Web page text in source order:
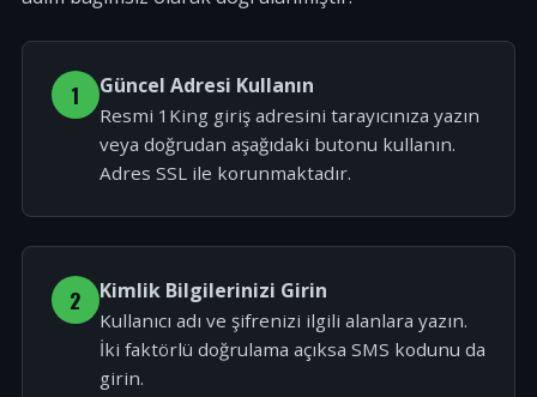
1 Güncel Adresi Kullanın
Resmi 1King giriş adresini tarayıcınıza yazın
veya doğrudan aşağıdaki butonu kullanın.
Adres SSL ile korunmaktadır.
2 Kimlik Bilgilerinizi Girin
Kullanıcı adı ve şifrenizi ilgili alanlara yazın.
İki faktörlü doğrulama açıksa SMS kodunu da
girin.